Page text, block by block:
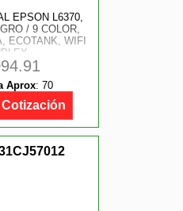
EPSON L6370,
/ 9 COLOR,
ECOTANK, WIFI
Aprox: 70